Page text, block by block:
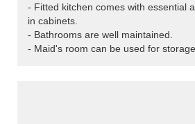
- Fitted kitchen comes with essential
in cabinets.
- Bathrooms are well maintained.
- Maid's room can be used for